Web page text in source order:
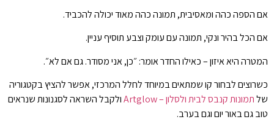
אם הספה כהה ומאסיבית, תמונה כהה מאוד יכולה להכביד.
אם הכל בהיר ונקי, תמונה עם עומק וצבע תוסיף עניין.
המטרה היא איזון – כאילו החדר אומר: ״כן, אני מסודר. גם אם לא״.
כשרוצים לבחור קו שמתאים במיוחד לחלל המרכזי, אפשר להציץ בקטגוריה
שלתמונות קנבס לבית ולסלון – Artglow
ולקבל השראה לסגנונות שנראים
טוב גם באור יום וגם בערב.